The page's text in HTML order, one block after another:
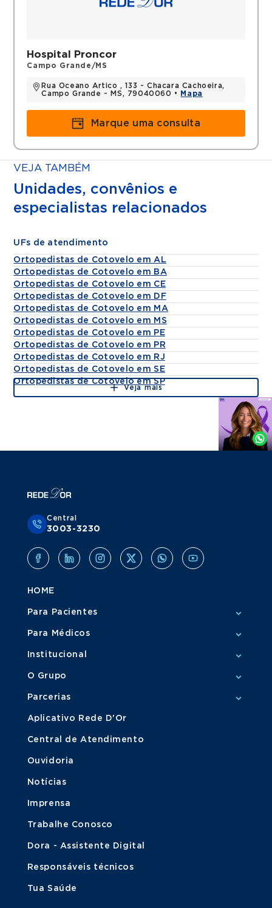
Hospital Proncor
Campo Grande/MS
Rua Oceano Artico , 133 - Chacara Cachoeira,
Campo Grande - MS, 79040060 •
Mapa
Marque uma consulta
VEJA TAMBÉM
Unidades, convênios e
especialistas relacionados
UFs de atendimento
Ortopedistas de Cotovelo em AL
Ortopedistas de Cotovelo em BA
Ortopedistas de Cotovelo em CE
Ortopedistas de Cotovelo em DF
Ortopedistas de Cotovelo em MA
Ortopedistas de Cotovelo em MS
Ortopedistas de Cotovelo em PE
Ortopedistas de Cotovelo em PR
Ortopedistas de Cotovelo em RJ
Ortopedistas de Cotovelo em SE
Ortopedistas de Cotovelo em SP
Veja mais
Agende
Whatsapp
Central
3003-3230
HOME
Para Pacientes
Para Médicos
Institucional
O Grupo
Parcerias
Aplicativo Rede D'Or
Central de Atendimento
Ouvidoria
Notícias
Imprensa
Trabalhe Conosco
Dora - Assistente Digital
Responsáveis técnicos
Tua Saúde